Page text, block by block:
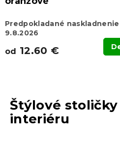
Predpokladané naskladnenie
9.8.2026
od 12.60 €
Štýlové
interiéru